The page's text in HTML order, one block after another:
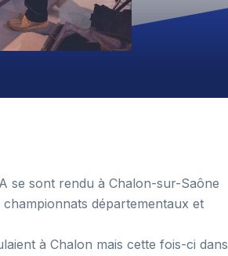
se sont rendu à Chalon-sur-Saône
départementaux et
à Chalon mais cette fois-ci dans